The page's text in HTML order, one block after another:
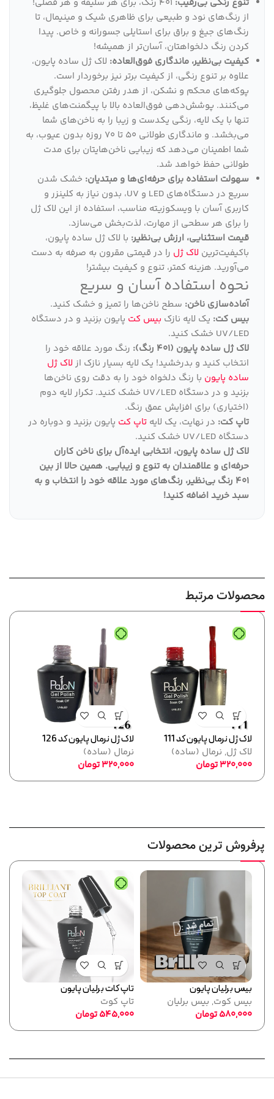
از رنگ‌های نود و طبیعی برای ظاهری شیک و مینیمال، تا
رنگ‌های جیغ و براق برای استایلی جسورانه و خاص. پیدا
کردن رنگ دلخواهتان، آسان‌تر از همیشه!
کیفیت بی‌نظیر، ماندگاری فوق‌العاده: لاک ژل ساده پایون،
علاوه بر تنوع رنگی، از کیفیت برتر نیز برخوردار است.
پوکه‌های محکم و نشکن، از هدر رفتن محصول جلوگیری
می‌کنند. پوشش‌دهی فوق‌العاده بالا با پیگمنت‌های غلیظ،
تنها با یک لایه، رنگی یکدست و زیبا را به ناخن‌های شما
می‌بخشد. و ماندگاری طولانی 50 تا 70 روزه بدون عیوب، به
شما اطمینان می‌دهد که زیبایی ناخن‌هایتان برای مدت
طولانی حفظ خواهد شد.
سهولت استفاده برای حرفه‌ای‌ها و مبتدیان: خشک شدن
سریع در دستگاه‌های LED و UV، بدون نیاز به کلینزر و
کاربری آسان با ویسکوزیته مناسب، استفاده از این لاک ژل
را برای هر سطحی از مهارت، لذت‌بخش می‌سازد.
قیمت استثنایی، ارزش بی‌نظیر: با لاک ژل ساده پایون،
باکیفیت‌ترین لاک ژل را در قیمتی مقرون به صرفه به دست
می‌آورید. هزینه کمتر، تنوع و کیفیت بیشتر!
نحوه استفاده آسان و سریع
آماده‌سازی ناخن: سطح ناخن‌ها را تمیز و خشک کنید.
بیس کت: یک لایه نازک بیس کت پایون بزنید و در دستگاه
UV/LED خشک کنید.
لاک ژل ساده پایون (401 رنگ):
رنگ مورد علاقه خود را
انتخاب کنید و بدرخشید! یک لایه بسیار نازک از لاک ژل
ساده پایون با رنگ دلخواه خود را به دقت روی ناخن‌ها
بزنید و در دستگاه UV/LED خشک کنید. تکرار لایه دوم
(اختیاری) برای افزایش عمق رنگ.
تاپ کت: در نهایت، یک لایه تاپ کت پایون بزنید و دوباره در
دستگاه UV/LED خشک کنید.
لاک ژل ساده پایون، انتخابی ایده‌آل برای ناخن کاران
حرفه‌ای و علاقمندان به تنوع و زیبایی. همین حالا از بین
401 رنگ بی‌نظیر، رنگ‌های مورد علاقه خود را انتخاب و به
سبد خرید اضافه کنید!
محصولات مرتبط
لاک ژل نرمال پایون کد 111
لاک ژل, نرمال (ساده)
320,000تومان
لاک ژل نرمال پایون کد 126
نرمال (ساده)
320,000تومان
پرفروش ترین محصولات
بیس برلیان پایون
بیس کوت, بیس برلیان
580,000تومان
تاپ کات برلیان پایون
تاپ کوت
545,000تومان